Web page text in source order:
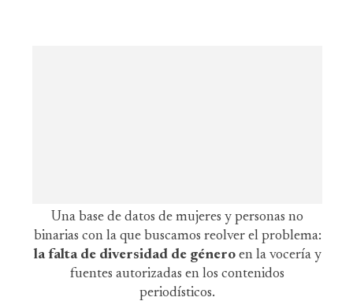
Una base de datos de mujeres y personas no
binarias con la que buscamos reolver el problema:
la falta de diversidad de género en la vocería y
fuentes autorizadas en los contenidos
periodísticos.